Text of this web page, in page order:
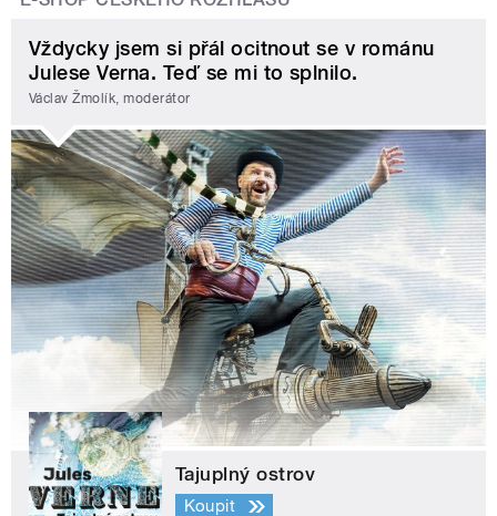
Vždycky jsem si přál ocitnout se v románu
Julese Verna. Teď se mi to splnilo.
Václav Žmolík, moderátor
Tajuplný ostrov
Koupit